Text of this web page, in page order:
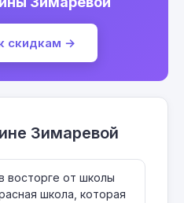
скидкам →
Зимаревой
восторге от школы
школа, которая